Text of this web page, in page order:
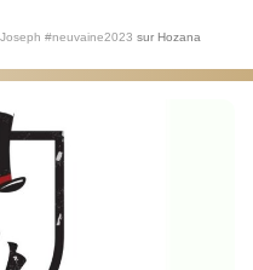
#neuvaine2023 sur Hozana